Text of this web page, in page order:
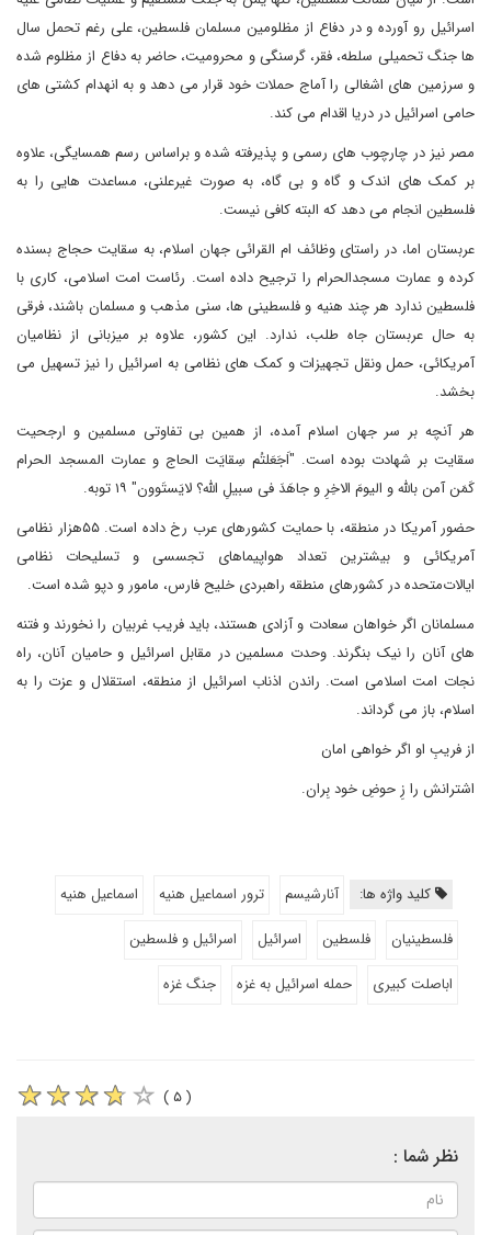
اسرائیل رو آورده و در دفاع از مظلومین مسلمان فلسطین، علی رغم تحمل سال
ها جنگ تحمیلی سلطه، فقر، گرسنگی و محرومیت، حاضر به دفاع از مظلوم شده
و سرزمین های اشغالی را آماج حملات خود قرار می دهد و به انهدام کشتی های
حامی اسرائیل در دریا اقدام می کند.
مصر نیز در چارچوب های رسمی و پذیرفته شده و براساس رسم همسایگی، علاوه
بر کمک های اندک و گاه و بی گاه، به صورت غیرعلنی، مساعدت هایی را به
فلسطین انجام می دهد که البته کافی نیست.
عربستان اما، در راستای وظائف ام القرائی جهان اسلام، به سقایت حجاج بسنده
کرده و عمارت مسجدالحرام را ترجیح داده است. رئاست امت اسلامی، کاری با
فلسطین ندارد هر چند هنیه و فلسطینی ها، سنی مذهب و مسلمان باشند، فرقی
به حال عربستان جاه طلب، ندارد. این کشور، علاوه بر میزبانی از نظامیان
آمریکائی، حمل ونقل تجهیزات و کمک های نظامی به اسرائیل را نیز تسهیل می
بخشد.
هر آنچه بر سر جهان اسلام آمده، از همین بی تفاوتی مسلمین و ارجحیت
سقایت بر شهادت بوده است‌. "اَجَعَلتُم سِقایَت الحاج و عمارت المسجد الحرام
کَمَن آمن بالله و الیومَ الاخِرِ و جاهَدَ فی سبیلِ الله؟ لایَستَوون" ۱۹ توبه.
حضور آمریکا در منطقه، با حمایت کشورهای عرب رخ داده است. ۵۵هزار نظامی
آمریکائی و بیشترین تعداد هواپیماهای تجسسی و تسلیحات نظامی
ایالات‌متحده در کشورهای منطقه‌ راهبردی خلیح فارس، مامور و دپو شده است.
مسلمانان اگر خواهان سعادت و آزادی هستند، باید فریب غربیان را نخورند و فتنه
های آنان را نیک بنگرند. وحدت مسلمین در مقابل اسرائیل و حامیان آنان، راه
نجات امت اسلامی است. راندن اذناب اسرائیل از منطقه، استقلال و عزت را به
اسلام، باز می گرداند.
از فریبِ او اگر خواهی امان
اشترانش را زِ حوضِ خود بِران.
کلید واژه ها: آنارشیسم ترور اسماعیل هنیه
اسماعیل هنیه
فلسطینیان
فلسطین اسرائیل
اسرائیل و فلسطین
اباصلت کبیری
حمله اسرائیل به غزه جنگ غزه
( ۵ )
نظر شما :